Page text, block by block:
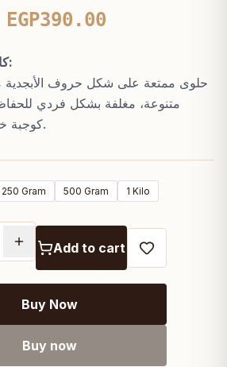
EGP390.00
through
كاندي حروف المحروسة:
حلوى ممتعة على شكل حروف الأبجدية
متنوعة، مغلفة بشكل فردي
كوجبة خفيفة حلوة طوال اليوم.
250 Gram 500 Gram 1 Kilo
Add to cart
Buy Now
Buy now